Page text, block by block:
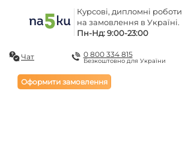
Курсові, дипломні роботи
на замовлення в Україні.
Пн-Нд: 9:00-23:00
Чат 0 800 334 815
Безкоштовно для України
Оформити замовлення